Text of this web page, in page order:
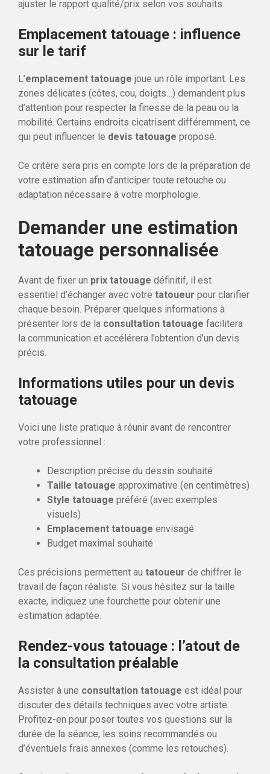
ajuster le rapport qualité/prix selon vos souhaits.
Emplacement tatouage : influence
sur le tarif
L’emplacement tatouage joue un rôle important. Les
zones délicates (côtes, cou, doigts…) demandent plus
d’attention pour respecter la finesse de la peau ou la
mobilité. Certains endroits cicatrisent différemment, ce
qui peut influencer le devis tatouage proposé.
Ce critère sera pris en compte lors de la préparation de
votre estimation afin d’anticiper toute retouche ou
adaptation nécessaire à votre morphologie.
Demander une estimation
tatouage personnalisée
Avant de fixer un prix tatouage définitif, il est
essentiel d’échanger avec votre tatoueur pour clarifier
chaque besoin. Préparer quelques informations à
présenter lors de la consultation tatouage facilitera
la communication et accélérera l’obtention d’un devis
précis.
Informations utiles pour un devis
tatouage
Voici une liste pratique à réunir avant de rencontrer
votre professionnel :
Description précise du dessin souhaité
Taille tatouage approximative (en centimètres)
Style tatouage préféré (avec exemples
visuels)
Emplacement tatouage envisagé
Budget maximal souhaité
Ces précisions permettent au tatoueur de chiffrer le
travail de façon réaliste. Si vous hésitez sur la taille
exacte, indiquez une fourchette pour obtenir une
estimation adaptée.
Rendez-vous tatouage : l’atout de
la consultation préalable
Assister à une consultation tatouage est idéal pour
discuter des détails techniques avec votre artiste.
Profitez-en pour poser toutes vos questions sur la
durée de la séance, les soins recommandés ou
d’éventuels frais annexes (comme les retouches).